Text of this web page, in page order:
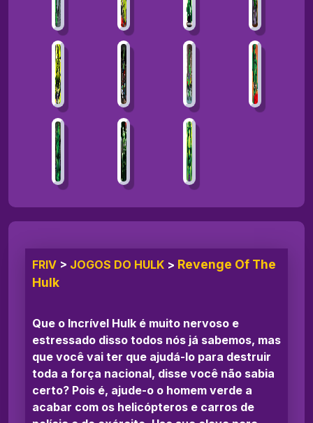
FRIV > JOGOS DO HULK > Revenge Of The
Hulk
Que o Incrível Hulk é muito nervoso e
estressado disso todos nós já sabemos, mas
que você vai ter que ajudá-lo para destruir
toda a força nacional, disse você não sabia
certo? Pois é, ajude-o o homem verde a
acabar com os helicópteros e carros de